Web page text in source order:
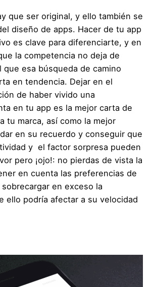
que ser original, y ello también se
diseño de apps. Hacer de tu app
es clave para diferenciarte, y en
la competencia no deja de
que esa búsqueda de camino
en tendencia. Dejar en el
de haber vivido una
en tu app es la mejor carta de
tu marca, así como la mejor
en su recuerdo y conseguir que
y el factor sorpresa pueden
pero ¡ojo!: no pierdas de vista la
en cuenta las preferencias de
en exceso la
ello podría afectar a su velocidad